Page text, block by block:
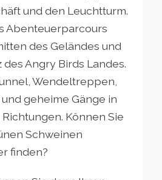
und den Leuchtturm.
Abenteuerparcours
des Geländes und
Angry Birds Landes.
Wendeltreppen,
geheime Gänge in
Können Sie
Schweinen
finden?